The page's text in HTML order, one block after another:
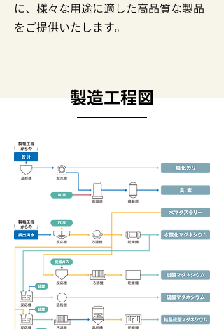
に、様々な用途に適した高品質な製品
をご提供いたします。
​製造工程図